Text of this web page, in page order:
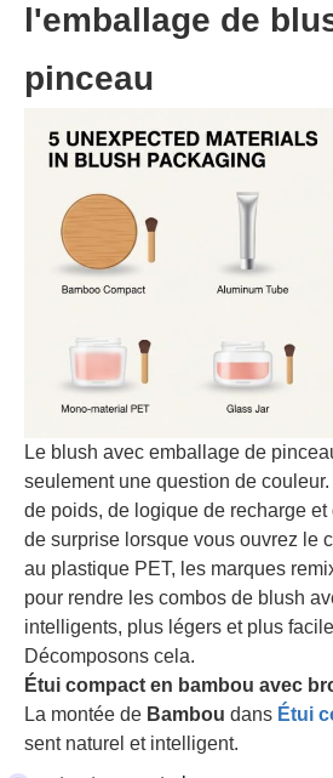
l'emballage de
pinceau
Le blush avec emballage de
seulement une question de
de poids, de logique de recharge et
de surprise lorsque vous ouvrez le
au plastique PET, les marques
pour rendre les combos de blush
intelligents, plus légers et plus
Décomposons cela.
Étui compact en bambou avec
La montée de Bambou dans Étui
sent naturel et intelligent.